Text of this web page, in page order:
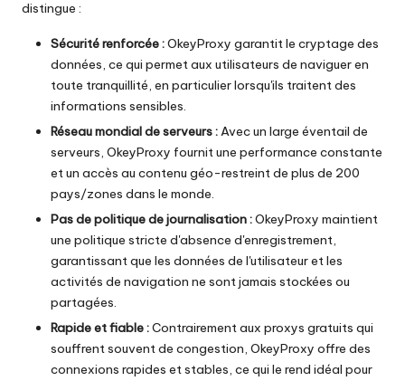
distingue :
Sécurité renforcée :OkeyProxy garantit le cryptage des
données, ce qui permet aux utilisateurs de naviguer en
toute tranquillité, en particulier lorsqu'ils traitent des
informations sensibles.
Réseau mondial de serveurs :Avec un large éventail de
serveurs, OkeyProxy fournit une performance constante
et un accès au contenu géo-restreint de plus de 200
pays/zones dans le monde.
Pas de politique de journalisation :OkeyProxy maintient
une politique stricte d'absence d'enregistrement,
garantissant que les données de l'utilisateur et les
activités de navigation ne sont jamais stockées ou
partagées.
Rapide et fiable :Contrairement aux proxys gratuits qui
souffrent souvent de congestion, OkeyProxy offre des
connexions rapides et stables, ce qui le rend idéal pour